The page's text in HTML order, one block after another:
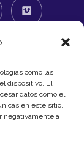
como las
dispositivo. El
datos como el
en este sitio.
negativamente a
i
m
e